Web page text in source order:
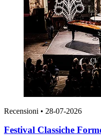
Recensioni • 28-07-2026
Festival Classiche